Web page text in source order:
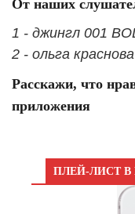
От наших
1 - джингл 001
2 - ольга
Расскажи, что
приложения
ПЛЕЙ-ЛИСТ В